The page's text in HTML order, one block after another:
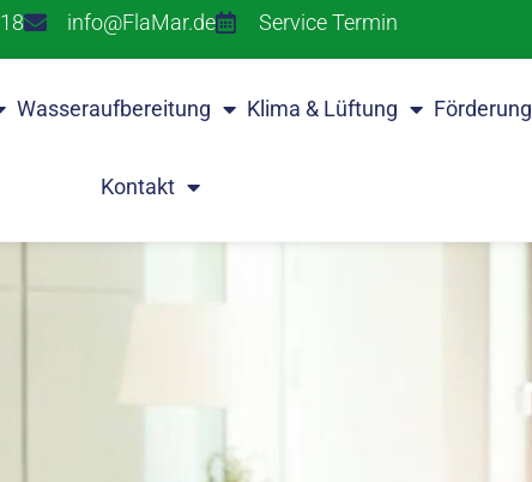
info@FlaMar.de Service Termin
Wasseraufbereitung Klima & Lüftung Förderung
Kontakt